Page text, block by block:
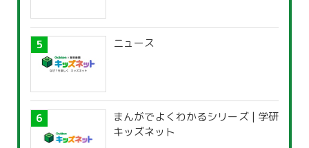
ニュース
まんがでよくわかるシリーズ | 学研
キッズネット